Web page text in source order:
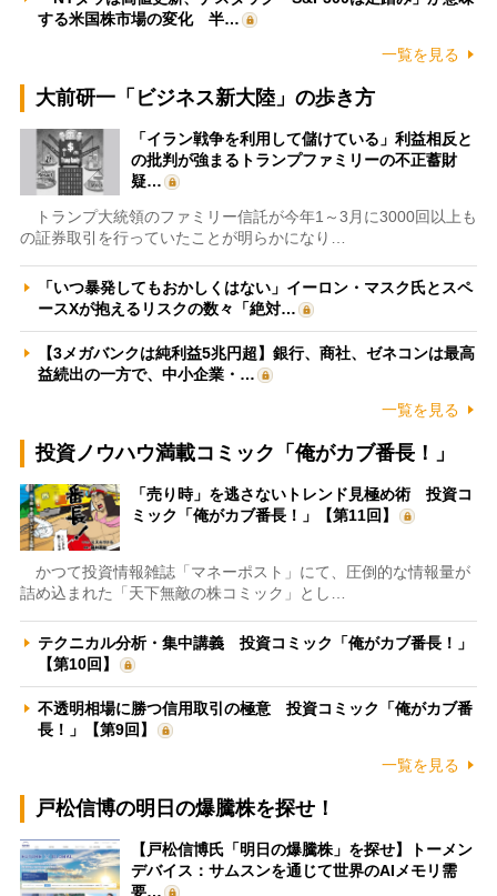
する米国株市場の変化 半…
一覧を見る
大前研一「ビジネス新大陸」の歩き方
「イラン戦争を利用して儲けている」利益相反と
の批判が強まるトランプファミリーの不正蓄財
疑…
トランプ大統領のファミリー信託が今年1～3月に3000回以上も
の証券取引を行っていたことが明らかになり…
「いつ暴発してもおかしくはない」イーロン・マスク氏とスペ
ースXが抱えるリスクの数々「絶対…
【3メガバンクは純利益5兆円超】銀行、商社、ゼネコンは最高
益続出の一方で、中小企業・…
一覧を見る
投資ノウハウ満載コミック「俺がカブ番長！」
「売り時」を逃さないトレンド見極め術 投資コ
ミック「俺がカブ番長！」【第11回】
かつて投資情報雑誌「マネーポスト」にて、圧倒的な情報量が
詰め込まれた「天下無敵の株コミック」とし…
テクニカル分析・集中講義 投資コミック「俺がカブ番長！」
【第10回】
不透明相場に勝つ信用取引の極意 投資コミック「俺がカブ番
長！」【第9回】
一覧を見る
戸松信博の明日の爆騰株を探せ！
【戸松信博氏「明日の爆騰株」を探せ】トーメン
デバイス：サムスンを通じて世界のAIメモリ需
要…